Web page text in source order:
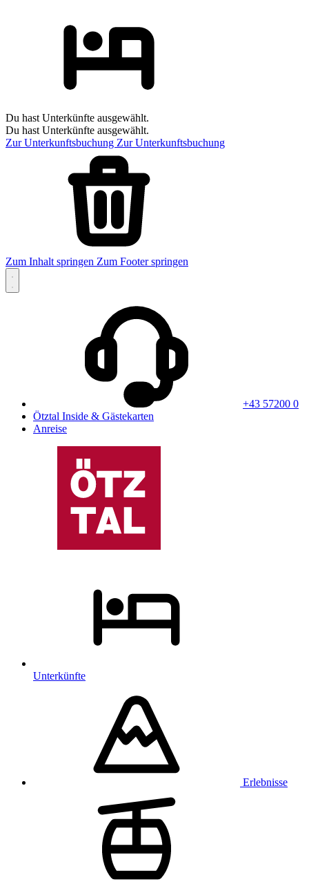
Du hast Unterkünfte ausgewählt.
Du hast Unterkünfte ausgewählt.
Zur Unterkunftsbuchung Zur Unterkunftsbuchung
Zum Inhalt springen Zum Footer springen
+43 57200 0
Ötztal Inside & Gästekarten
Anreise
Unterkünfte
Erlebnisse